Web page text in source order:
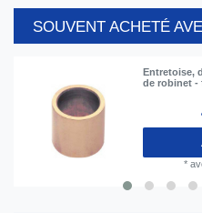
SOUVENT ACHETÉ
Entretoise,
de robinet -
*